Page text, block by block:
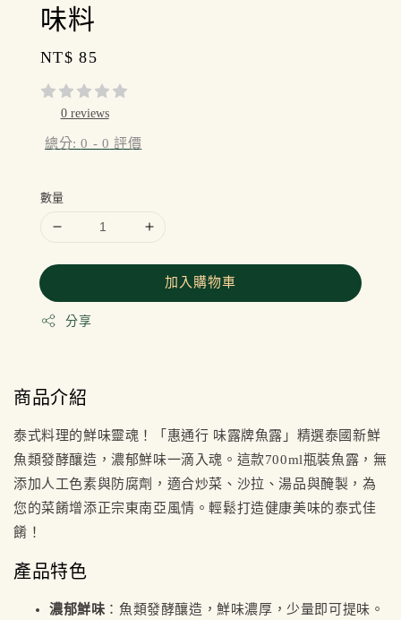
味料
Regular
price
NT$ 85
0 reviews
總分:0 - 0 評價
數量
加入購物車
分享
商品介紹
泰式料理的鮮味靈魂！「惠通行 味露牌魚露」精選泰國新鮮
魚類發酵釀造，濃郁鮮味一滴入魂。這款700ml瓶裝魚露，無
添加人工色素與防腐劑，適合炒菜、沙拉、湯品與醃製，為
您的菜餚增添正宗東南亞風情。輕鬆打造健康美味的泰式佳
餚！
產品特色
濃郁鮮味 ：魚類發酵釀造，鮮味濃厚，少量即可提味。